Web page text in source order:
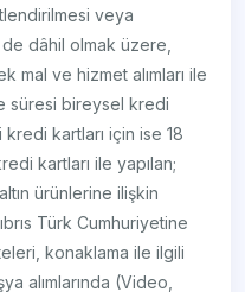
veya
dâhil olmak üzere,
mal ve hizmet alımları ile
süresi bireysel kredi
kredi kartları için ise 18
kartları ile yapılan;
ürünlerine ilişkin
Türk Cumhuriyetine
konaklama ile ilgili
alımlarında (Video,